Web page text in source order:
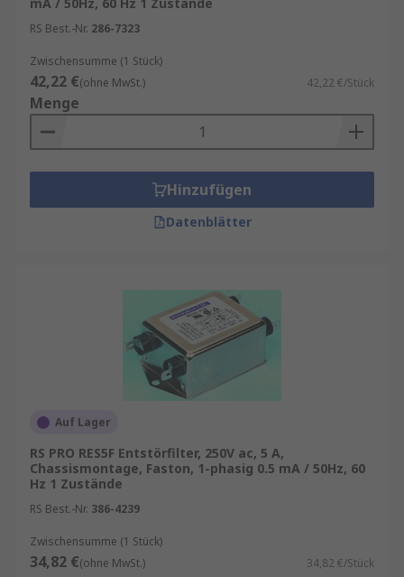
RS Best.-Nr. 286-7323
Zwischensumme (1 Stück)
42,22 €(ohne MwSt.) 42,22 €/Stück
Menge
Hinzufügen
Datenblätter
Auf Lager
RS PRO RES5F Entstörfilter, 250V ac, 5 A,
Chassismontage, Faston, 1-phasig 0.5 mA / 50Hz, 60
Hz 1 Zustände
RS Best.-Nr. 386-4239
Zwischensumme (1 Stück)
34,82 €(ohne MwSt.) 34,82 €/Stück